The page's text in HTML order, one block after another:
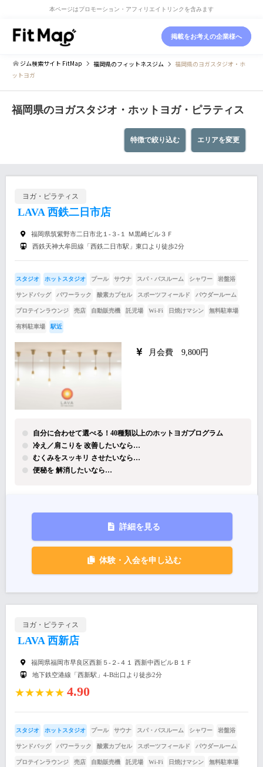
本ページはプロモーション・アフィリエイトリンクを含みます
掲載をお考えの企業様へ
ジム検索サイト FitMap 福岡県のフィットネスジム
福岡県のヨガスタジオ・ホ
ットヨガ
福岡県のヨガスタジオ・ホットヨガ・ピラティス
エリアを変更
特徴で絞り込む
ヨガ・ピラティス
LAVA 西鉄二日市店
福岡県筑紫野市二日市北１-３-１ Ｍ黒崎ビル３Ｆ
西鉄天神大牟田線「西鉄二日市駅」東口より徒歩2分
スタジオ ホットスタジオ プール サウナ スパ・バスルーム シャワー 岩盤浴
サンドバッグ パワーラック 酸素カプセル スポーツフィールド パウダールーム
プロテインラウンジ 売店 自動販売機 託児場 Wi-Fi 日焼けマシン 無料駐車場
有料駐車場 駅近
月会費 9,800円
自分に合わせて選べる！40種類以上のホットヨガプログラム
冷え／肩こりを 改善したいなら…
むくみをスッキリ させたいなら…
便秘を 解消したいなら…
詳細を見る
体験・入会を申し込む
ヨガ・ピラティス
LAVA 西新店
福岡県福岡市早良区西新５-２-４１ 西新中西ビルＢ１Ｆ
地下鉄空港線「西新駅」4-B出口より徒歩2分
★★★★★ 4.90
スタジオ ホットスタジオ プール サウナ スパ・バスルーム シャワー 岩盤浴
サンドバッグ パワーラック 酸素カプセル スポーツフィールド パウダールーム
プロテインラウンジ 売店 自動販売機 託児場 Wi-Fi 日焼けマシン 無料駐車場